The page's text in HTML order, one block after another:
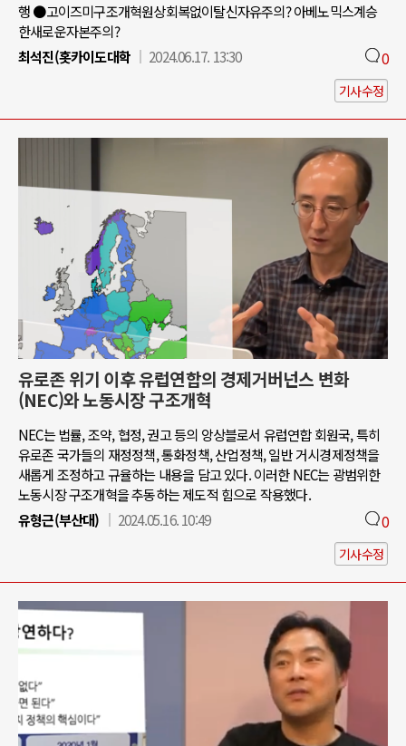
행 ●고이즈미구조개혁원상회복없이탈신자유주의? 아베노믹스계승
한새로운자본주의?
최석진(홋카이도대학
2024.06.17. 13:30 0
기사수정
유로존 위기 이후 유럽연합의 경제거버넌스 변화
(NEC)와 노동시장 구조개혁
NEC는 법률, 조약, 협정, 권고 등의 앙상블로서 유럽연합 회원국, 특히
유로존 국가들의 재정정책, 통화정책, 산업정책, 일반 거시경제정책을
새롭게 조정하고 규율하는 내용을 담고 있다. 이러한 NEC는 광범위한
노동시장 구조개혁을 추동하는 제도적 힘으로 작용했다.
유형근(부산대)
2024.05.16. 10:49 0
기사수정